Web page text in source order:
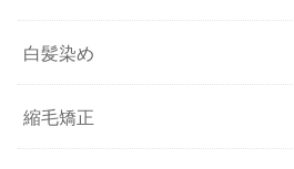
白髪染め
縮毛矯正